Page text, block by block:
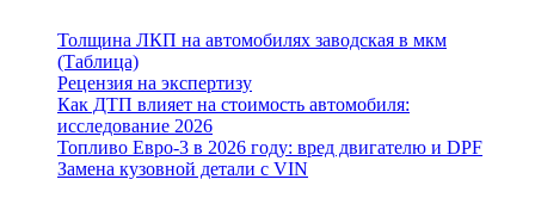
Толщина ЛКП на автомобилях заводская в мкм
(Таблица)
Рецензия на экспертизу
Как ДТП влияет на стоимость автомобиля:
исследование 2026
Топливо Евро-3 в 2026 году: вред двигателю и DPF
Замена кузовной детали с VIN